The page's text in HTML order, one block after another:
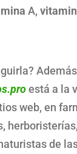
A,
está a la
web, en
de